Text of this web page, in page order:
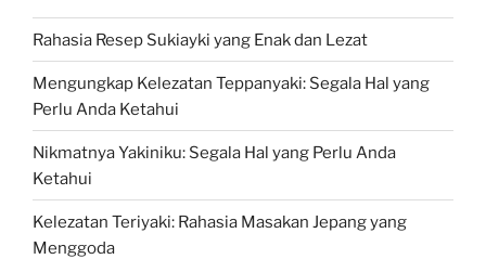
Rahasia Resep Sukiayki yang Enak dan Lezat
Mengungkap Kelezatan Teppanyaki: Segala Hal yang
Perlu Anda Ketahui
Nikmatnya Yakiniku: Segala Hal yang Perlu Anda
Ketahui
Kelezatan Teriyaki: Rahasia Masakan Jepang yang
Menggoda